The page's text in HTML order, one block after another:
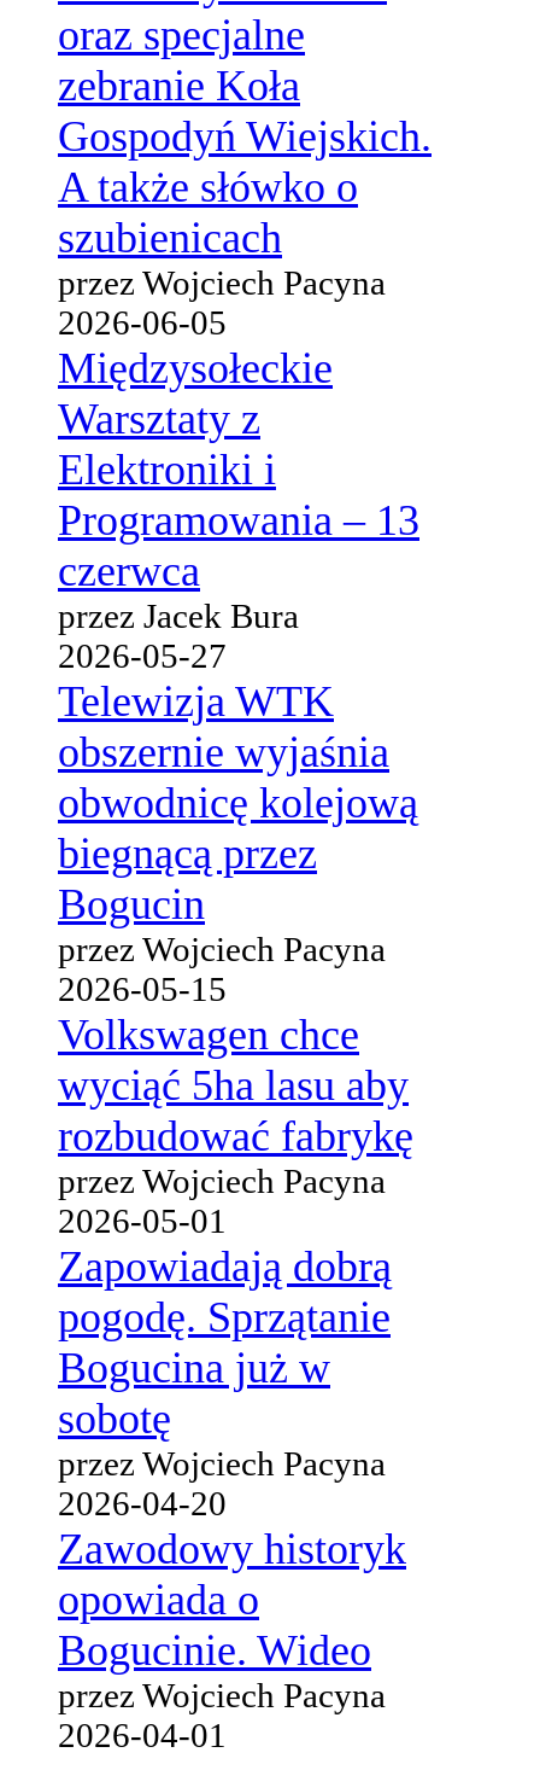
oraz specjalne
zebranie Koła
Gospodyń Wiejskich.
A także słówko o
szubienicach
przez Wojciech Pacyna
2026-06-05
Międzysołeckie
Warsztaty z
Elektroniki i
Programowania – 13
czerwca
przez Jacek Bura
2026-05-27
Telewizja WTK
obszernie wyjaśnia
obwodnicę kolejową
biegnącą przez
Bogucin
przez Wojciech Pacyna
2026-05-15
Volkswagen chce
wyciąć 5ha lasu aby
rozbudować fabrykę
przez Wojciech Pacyna
2026-05-01
Zapowiadają dobrą
pogodę. Sprzątanie
Bogucina już w
sobotę
przez Wojciech Pacyna
2026-04-20
Zawodowy historyk
opowiada o
Bogucinie. Wideo
przez Wojciech Pacyna
2026-04-01